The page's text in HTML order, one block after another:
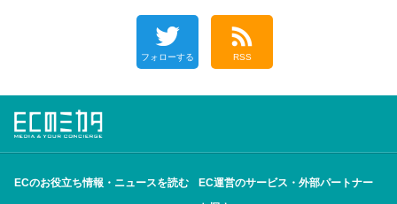
フォローする RSS
ECのお役立ち情報・ニュースを読む
EC運営のサービス・外部パートナー